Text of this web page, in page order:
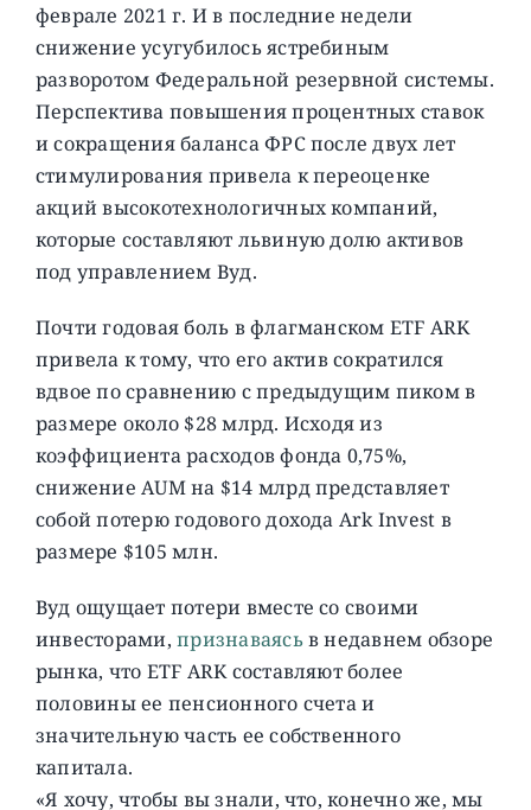
феврале 2021 г. И в последние недели
снижение усугубилось ястребиным
разворотом Федеральной резервной системы.
Перспектива повышения процентных ставок
и сокращения баланса ФРС после двух лет
стимулирования привела к переоценке
акций высокотехнологичных компаний,
которые составляют львиную долю активов
под управлением Вуд.
Почти годовая боль в флагманском ETF ARK
привела к тому, что его актив сократился
вдвое по сравнению с предыдущим пиком в
размере около $28 млрд. Исходя из
коэффициента расходов фонда 0,75%,
снижение AUM на $14 млрд представляет
собой потерю годового дохода Ark Invest в
размере $105 млн.
Вуд ощущает потери вместе со своими
инвесторами,признаваясьв недавнем обзоре
рынка, что ETF ARK составляют более
половины ее пенсионного счета и
значительную часть ее собственного
капитала.
«Я хочу, чтобы вы знали, что, конечно же, мы